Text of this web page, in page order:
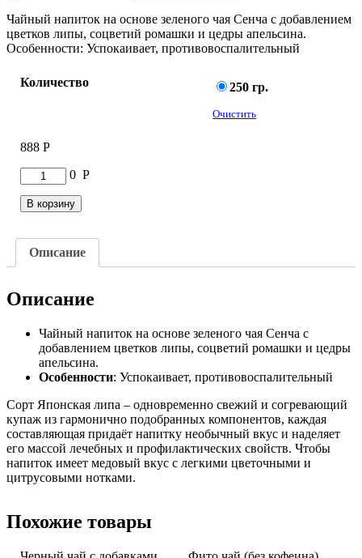
Чайный напиток на основе зеленого чая Сенча с добавлением
цветков липы, соцветий ромашки и цедры апельсина.
Особенности: Успокаивает, противовоспалительный
Количество 250 гр.
Очистить
888Р
Количество
товара
Японская
0 Р
В корзину
Описание
Описание
Чайный напиток на основе зеленого чая Сенча с
добавлением цветков липы, соцветий ромашки и цедры
апельсина.
Особенности: Успокаивает, противовоспалительный
Сорт Японская липа – одновременно свежий и согревающий
купаж из гармонично подобранных компонентов, каждая
составляющая придаёт напитку необычный вкус и наделяет
его массой лечебных и профилактических свойств. Чтобы
напиток имеет медовый вкус с легкими цветочными и
цитрусовыми нотками.
Похожие товары